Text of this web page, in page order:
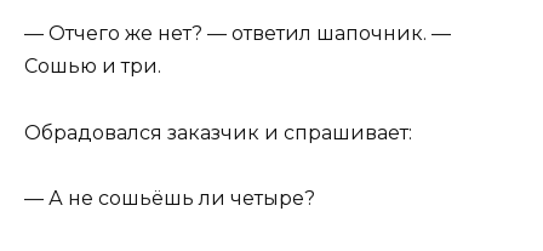
— Отчего же нет? — ответил шапочник. —
Сошью и три.
Обрадовался заказчик и спрашивает:
— А не сошьёшь ли четыре?